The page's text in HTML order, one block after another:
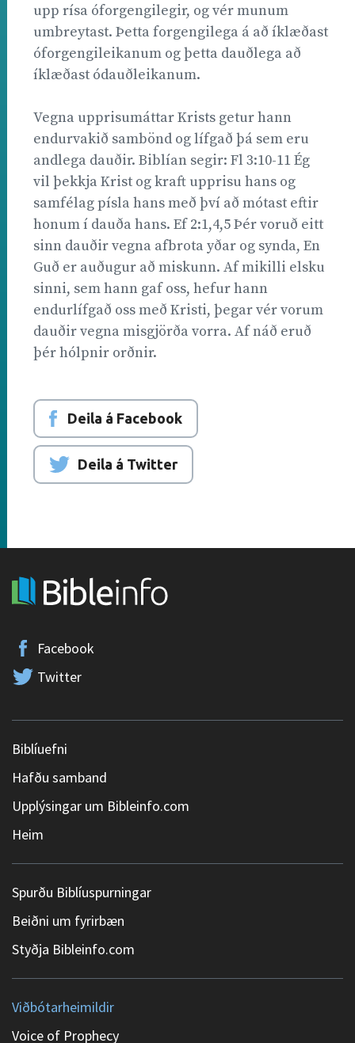
upp rísa óforgengilegir, og vér munum
umbreytast. Þetta forgengilega á að íklæðast
óforgengileikanum og þetta dauðlega að
íklæðast ódauðleikanum.
Vegna upprisumáttar Krists getur hann
endurvakið sambönd og lífgað þá sem eru
andlega dauðir. Biblían segir: Fl 3:10-11 Ég
vil þekkja Krist og kraft upprisu hans og
samfélag písla hans með því að mótast eftir
honum í dauða hans. Ef 2:1,4,5 Þér voruð eitt
sinn dauðir vegna afbrota yðar og synda, En
Guð er auðugur að miskunn. Af mikilli elsku
sinni, sem hann gaf oss, hefur hann
endurlífgað oss með Kristi, þegar vér vorum
dauðir vegna misgjörða vorra. Af náð eruð
þér hólpnir orðnir.
Deila á Facebook
Deila á Twitter
Facebook
Twitter
Biblíuefni
Hafðu samband
Upplýsingar um Bibleinfo.com
Heim
Spurðu Biblíuspurningar
Beiðni um fyrirbæn
Styðja Bibleinfo.com
Viðbótarheimildir
Voice of Prophecy